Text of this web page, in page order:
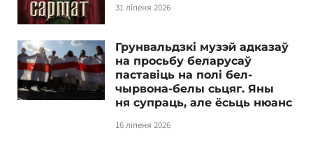
31 ліпеня 2026
Грунвальдзкі музэй адказаў
на просьбу беларусаў
паставіць на полі бел-
чырвона-белы сьцяг. Яны
ня супраць, але ёсьць нюанс
16 ліпеня 2026